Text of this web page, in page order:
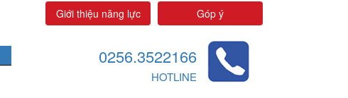
Giới thiệu năng lực Góp ý
0256.3522166
HOTLINE